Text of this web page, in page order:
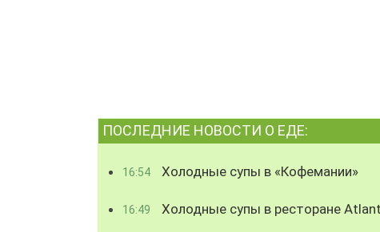
ПОСЛЕДНИЕ НОВОСТИ О ЕДЕ:
16:54 Холодные супы в «Кофемании»
16:49 Холодные супы в ресторане